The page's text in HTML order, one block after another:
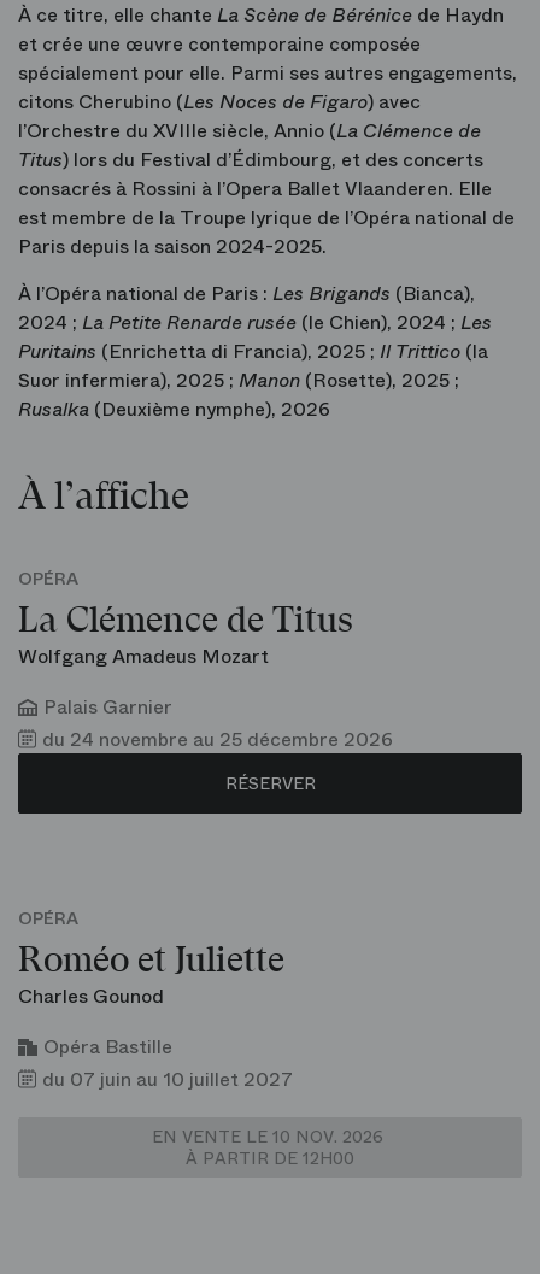
À ce titre, elle chante La Scène de Bérénice de Haydn
et crée une œuvre contemporaine composée
spécialement pour elle. Parmi ses autres engagements,
citons Cherubino (Les Noces de Figaro) avec
l’Orchestre du XVIIIe siècle, Annio (La Clémence de
Titus) lors du Festival d’Édimbourg, et des concerts
consacrés à Rossini à l’Opera Ballet Vlaanderen. Elle
est membre de la Troupe lyrique de l’Opéra national de
Paris depuis la saison 2024-2025.
À l’Opéra national de Paris : Les Brigands (Bianca),
2024 ; La Petite Renarde rusée (le Chien), 2024 ; Les
Puritains (Enrichetta di Francia), 2025 ; Il Trittico (la
Suor infermiera), 2025 ; Manon (Rosette), 2025 ;
Rusalka (Deuxième nymphe), 2026
À l’affiche
OPÉRA
La Clémence de Titus
Wolfgang Amadeus Mozart
Palais Garnier
du 24 novembre au 25 décembre 2026
RÉSERVER
OPÉRA
Roméo et Juliette
Charles Gounod
Opéra Bastille
du 07 juin au 10 juillet 2027
EN VENTE LE 10 NOV. 2026
À PARTIR DE 12H00